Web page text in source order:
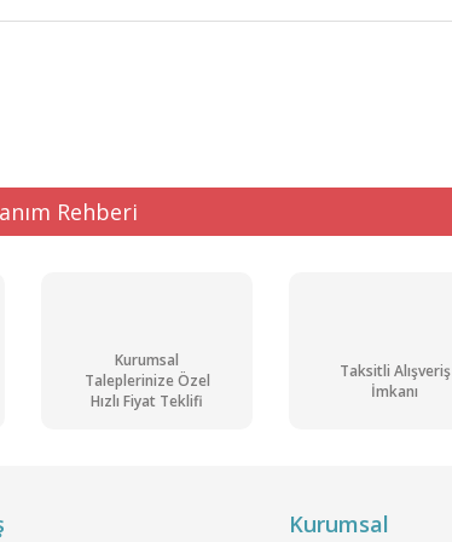
Rehberi
Kurumsal
Taleplerinize Özel
Hızlı Fiyat Teklifi
Taksitli Alışveriş
İmkanı
Kurumsal